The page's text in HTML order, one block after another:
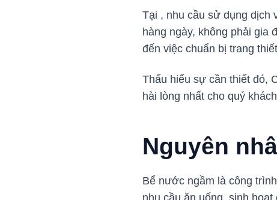
Tại , nhu cầu sử dụng dịch
hàng ngày, không phải gia
đến việc chuẩn bị trang
Thấu hiểu sự cần thiết đó,
hài lòng nhất cho quý
Nguyên
Bể nước ngầm là công
nhu cầu ăn uống, sinh